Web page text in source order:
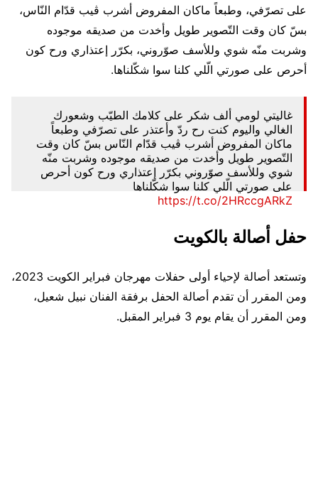
على تصرّفي، وطبعاً ماكان المفروض أشرب ڤيب قدّام النّاس،
بسّ كان وقت التّصوير طويل وأخدت من صديقه موجوده
وشربت منّه شوي وللأسف صوّروني، بكرّر إعتذاري ورح كون
أحرص على صورتي الّلي كلنا سوا شكّلناها.
غاليتي لومي ألف شكر على كلامك الطيّب وشعورك
الغالي واليوم كنت رح ردّ وأعتذر على تصرّفي وطبعاً
ماكان المفروض أشرب ڤيب قدّام النّاس بسّ كان وقت
التّصوير طويل وأخدت من صديقه موجوده وشربت منّه
شوي وللأسف صوّروني بكرّر إعتذاري ورح كون أحرص
على صورتي الّلي كلنا سوا شكّلناها
https://t.co/2HRccgARkZ
— Assala (@AssalaOfficial)
January 29, 2023
حفل أصالة بالكويت
وتستعد أصالة لإحياء أولى حفلات مهرجان فبراير الكويت 2023،
ومن المقرر أن تقدم أصالة الحفل برفقة الفنان نبيل شعيل،
ومن المقرر أن يقام يوم 3 فبراير المقبل.